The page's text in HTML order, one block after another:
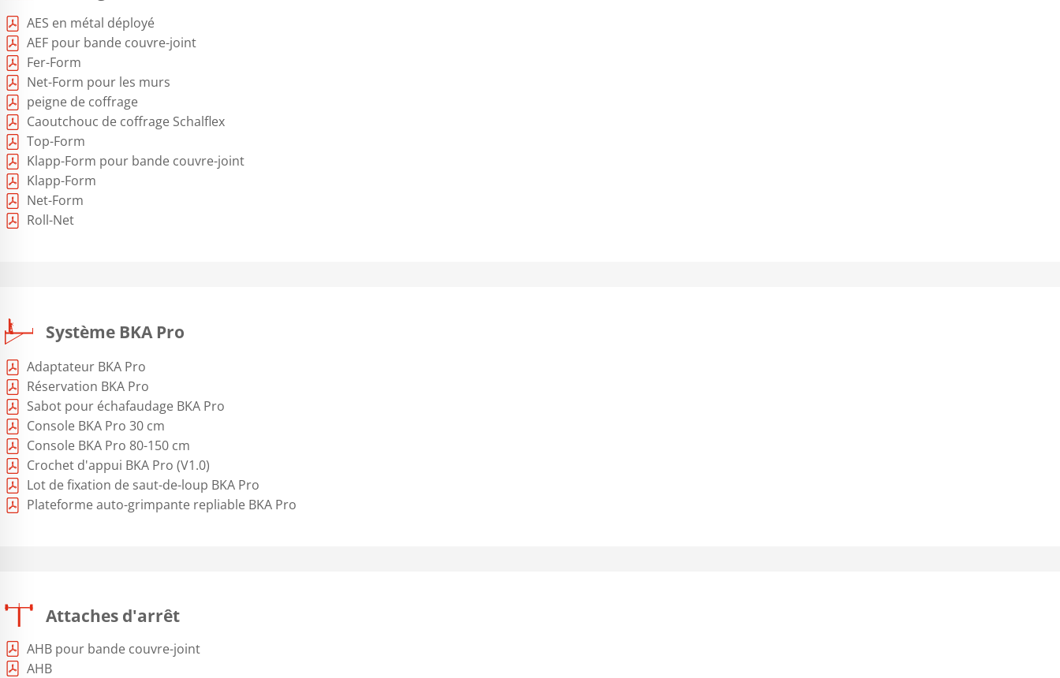
AES en métal déployé
AEF pour bande couvre-joint
Fer-Form
Net-Form pour les murs
peigne de coffrage
Caoutchouc de coffrage Schalflex
Top-Form
Klapp-Form pour bande couvre-joint
Klapp-Form
Net-Form
Roll-Net
Système BKA Pro
Adaptateur BKA Pro
Réservation BKA Pro
Sabot pour échafaudage BKA Pro
Console BKA Pro 30 cm
Console BKA Pro 80-150 cm
Crochet d'appui BKA Pro (V1.0)
Lot de fixation de saut-de-loup BKA Pro
Plateforme auto-grimpante repliable BKA Pro
Attaches d'arrêt
AHB pour bande couvre-joint
AHB